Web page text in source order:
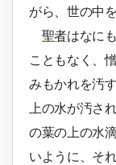
がら、世の中
聖者はなに
こともなく、
みもかれを汚
上の水が汚さ
の葉の上の水
いように、そ